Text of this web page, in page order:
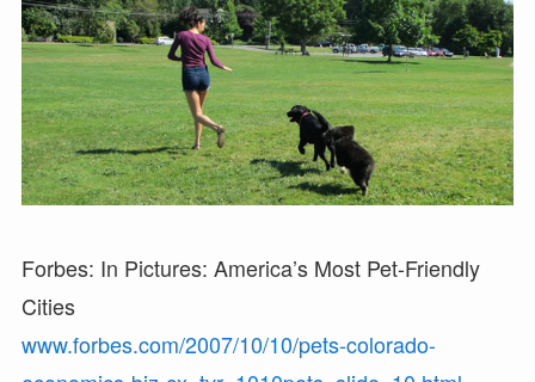
Forbes: In Pictures: America’s Most Pet-Friendly
Cities
www.forbes.com/2007/10/10/pets-colorado-